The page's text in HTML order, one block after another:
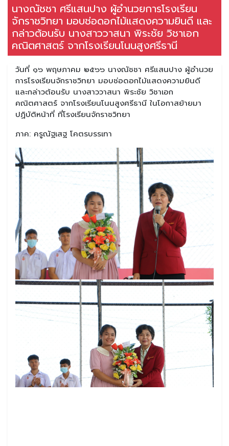
นางณัชชา ศรีแสนปาง ผู้อำนวยการโรงเรียน
จักราชวิทยา มอบช่อดอกไม้แสดงความยินดี และ
กล่าวต้อนรับ นางสาววาสนา พิระชัย วิชาเอก
คณิตศาสตร์ จากโรงเรียนโนนสูงศรีธานี
วันที่ ๑๖ พฤษภาคม ๒๕๖๖ นางณัชชา ศรีแสนปาง ผู้อำนวย
การโรงเรียนจักราชวิทยา มอบช่อดอกไม้แสดงความยินดี
และกล่าวต้อนรับ นางสาววาสนา พิระชัย วิชาเอก
คณิตศาสตร์ จากโรงเรียนโนนสูงศรีธานี ในโอกาสย้ายมา
ปฏิบัติหน้าที่ ที่โรงเรียนจักราชวิทยา
ภาค: ครูณัฐเสฐ โคตรบรรเทา